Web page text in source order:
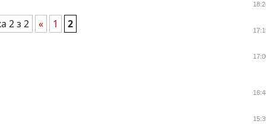
2 з 2 « 1 2